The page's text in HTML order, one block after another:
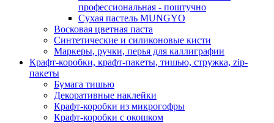
профессиональная - поштучно
Сухая пастель MUNGYO
Восковая цветная паста
Синтетические и силиконовые кисти
Маркеры, ручки, перья для каллиграфии
Крафт-коробки, крафт-пакеты, тишью, стружка, zip-
пакеты
Бумага тишью
Декоративные наклейки
Крафт-коробки из микрогофры
Крафт-коробки с окошком